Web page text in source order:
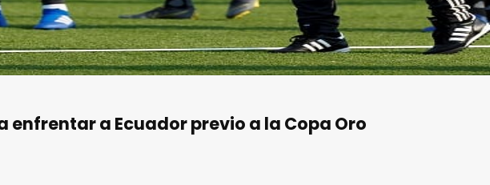
enfrentar a Ecuador previo a la Copa Oro